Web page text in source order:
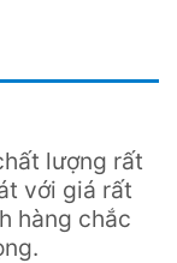
lượng rất
với giá rất
hàng chắc